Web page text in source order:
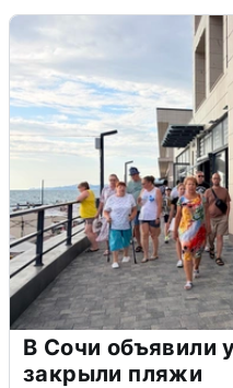
В Сочи объявили
закрыли пляжи